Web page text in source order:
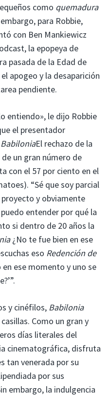
como quemadura
para Robbie,
con Ben Mankiewicz
la epopeya de
pasada de la Edad de
apogeo y la desaparición
pendiente.
entiendo», le dijo Robbie
el presentador
BabiloniaEl rechazo de la
un gran número de
con el 57 por ciento en el
“Sé que soy parcial
y obviamente
entender por qué la
si dentro de 20 años la
¿No te fue bien en ese
eso Redención de
ese momento y uno se
y cinéfilos, Babilonia
Como un gran y
días literales del
cinematográfica, disfruta
tan venerada por su
por sus
embargo, la indulgencia